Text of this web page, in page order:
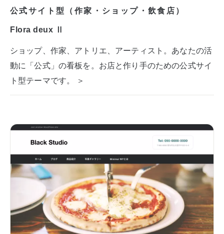
公式サイト型（作家・ショップ・飲食店）
Flora deux Ⅱ
ショップ、作家、アトリエ、アーティスト。あなたの活
動に「公式」の看板を。お店と作り手のための公式サイ
ト型テーマです。 ＞